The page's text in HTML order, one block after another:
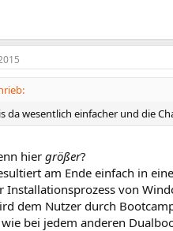
da wesentlich einfacher und die
hier größer?
am Ende einfach in
Installationsprozess von
dem Nutzer durch
bei jedem anderen